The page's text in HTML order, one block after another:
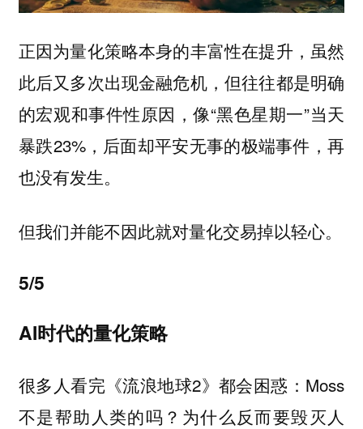
正因为量化策略本身的丰富性在提升，虽然
此后又多次出现金融危机，但往往都是明确
的宏观和事件性原因，像“黑色星期一”当天
暴跌23%，后面却平安无事的极端事件，再
也没有发生。
但我们并能不因此就对量化交易掉以轻心。
5/5
AI时代的量化策略
很多人看完《流浪地球2》都会困惑：Moss
不是帮助人类的吗？为什么反而要毁灭人